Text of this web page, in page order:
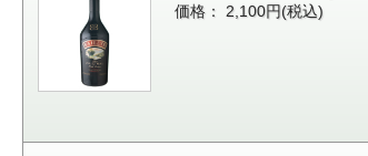
価格： 2,100円(税込)